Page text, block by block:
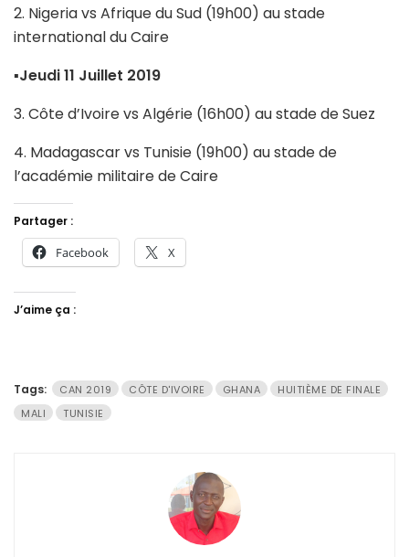
2. Nigeria vs Afrique du Sud (19h00) au stade
international du Caire
▪Jeudi 11 Juillet 2019
3. Côte d’Ivoire vs Algérie (16h00) au stade de Suez
4. Madagascar vs Tunisie (19h00) au stade de
l’académie militaire de Caire
Partager :
Facebook X
J’aime ça :
Tags: CAN 2019 CÔTE D'IVOIRE GHANA
HUITIÈME DE FINALE
MALI
TUNISIE